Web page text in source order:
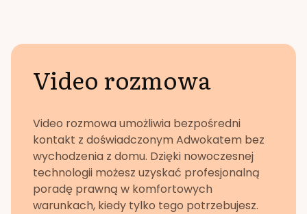
Video rozmowa
Video rozmowa umożliwia bezpośredni
kontakt z doświadczonym Adwokatem bez
wychodzenia z domu. Dzięki nowoczesnej
technologii możesz uzyskać profesjonalną
poradę prawną w komfortowych
warunkach, kiedy tylko tego potrzebujesz.